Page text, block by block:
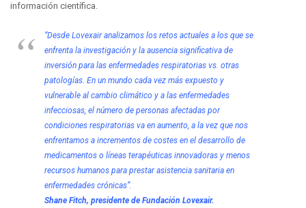
información científica.
“Desde Lovexair analizamos los retos actuales a los que se
enfrenta la investigación y la ausencia significativa de
inversión para las enfermedades respiratorias vs. otras
patologías. En un mundo cada vez más expuesto y
vulnerable al cambio climático y a las enfermedades
infecciosas, el número de personas afectadas por
condiciones respiratorias va en aumento, a la vez que nos
enfrentamos a incrementos de costes en el desarrollo de
medicamentos o líneas terapéuticas innovadoras y menos
recursos humanos para prestar asistencia sanitaria en
enfermedades crónicas”.
Shane Fitch, presidente de Fundación Lovexair.